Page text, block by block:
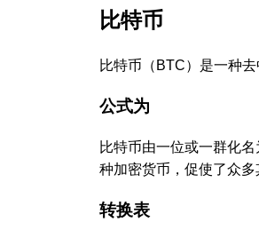
比特币
比特币（BTC）是一种
公式为
比特币由一位或一群化
种加密货币，促使了众多
转换表